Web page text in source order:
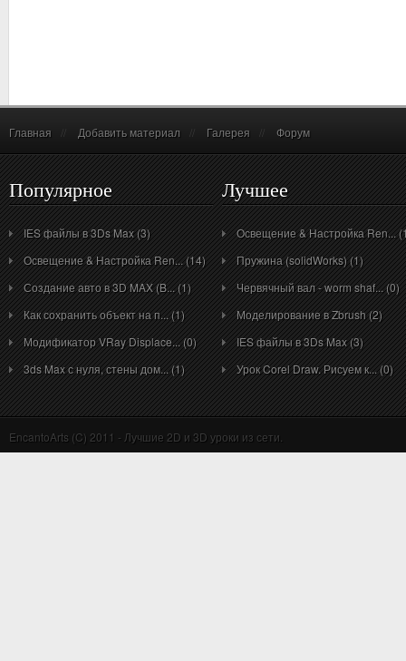
Главная Добавить материал Галерея Форум
Популярное
IES файлы в 3Ds Max (3)
Освещение & Настройка Ren... (14)
Создание авто в 3D MAX (B... (1)
Как сохранить объект на п... (1)
Модификатор VRay Displace... (0)
3ds Max с нуля, стены дом... (1)
Лучшее
Освещение & Настройка Ren...
Пружина (solidWorks) (1)
Червячный вал - worm shaf... (0)
Моделирование в Zbrush (2)
IES файлы в 3Ds Max (3)
Урок Corel Draw. Рисуем к... (0)
EncantoArts (C) 2011 - Лучшие 2D и 3D уроки из сети.